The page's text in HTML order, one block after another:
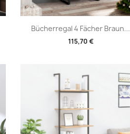
Bücherregal 4 Fächer Braun...
115,70 €
Vorschau